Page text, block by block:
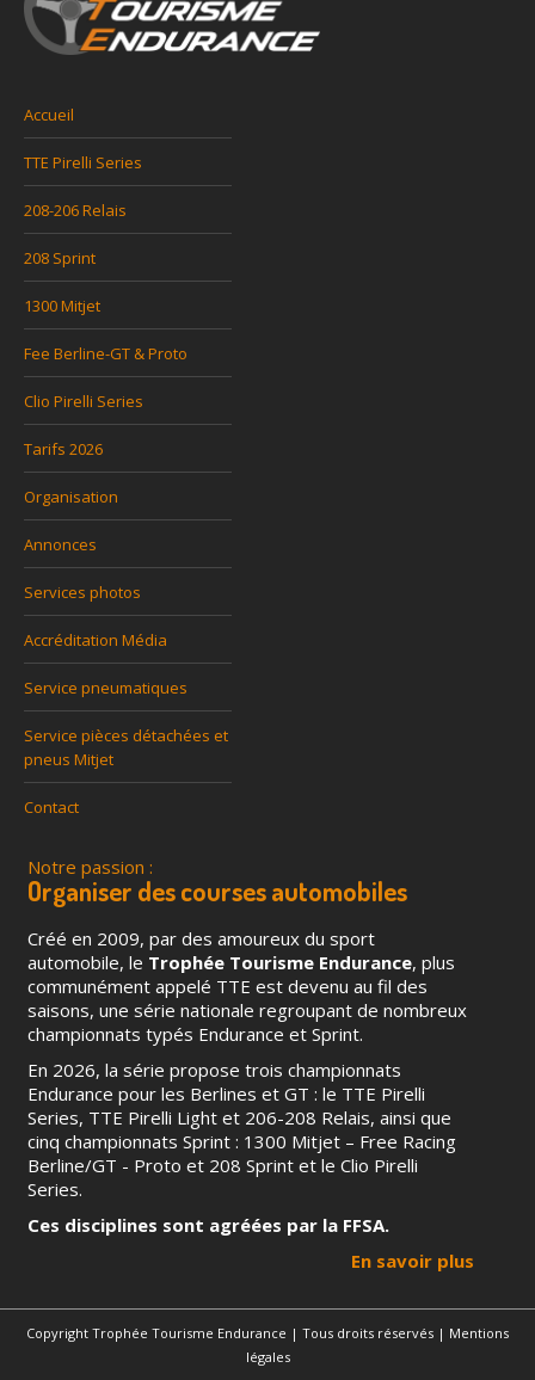
Accueil
TTE Pirelli Series
208-206 Relais
208 Sprint
1300 Mitjet
Fee Berline-GT & Proto
Clio Pirelli Series
Tarifs 2026
Organisation
Annonces
Services photos
Accréditation Média
Service pneumatiques
Service pièces détachées et
pneus Mitjet
Contact
Notre passion :
Organiser des courses automobiles
Créé en 2009, par des amoureux du sport
automobile, le Trophée Tourisme Endurance, plus
communément appelé TTE est devenu au fil des
saisons, une série nationale regroupant de nombreux
championnats typés Endurance et Sprint.
En 2026, la série propose trois championnats
Endurance pour les Berlines et GT : le TTE Pirelli
Series, TTE Pirelli Light et 206-208 Relais, ainsi que
cinq championnats Sprint : 1300 Mitjet – Free Racing
Berline/GT - Proto et 208 Sprint et le Clio Pirelli
Series.
Ces disciplines sont agréées par la FFSA.
En savoir plus
Copyright Trophée Tourisme Endurance | Tous droits réservés | Mentions
légales